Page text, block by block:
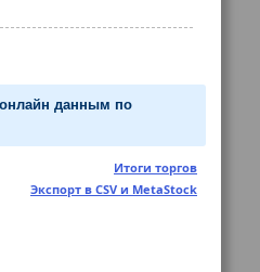
данным по
Итоги торгов
Экспорт в CSV и MetaStock